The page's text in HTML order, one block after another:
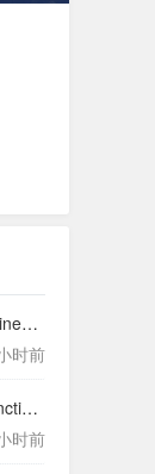
Pharmacokinetics and bioavailability of Sinemet CR: a summary of human studies.
时前
GCN2 drives macrophage and MDSC function and immunosuppression in the tumor microenvironment
时前